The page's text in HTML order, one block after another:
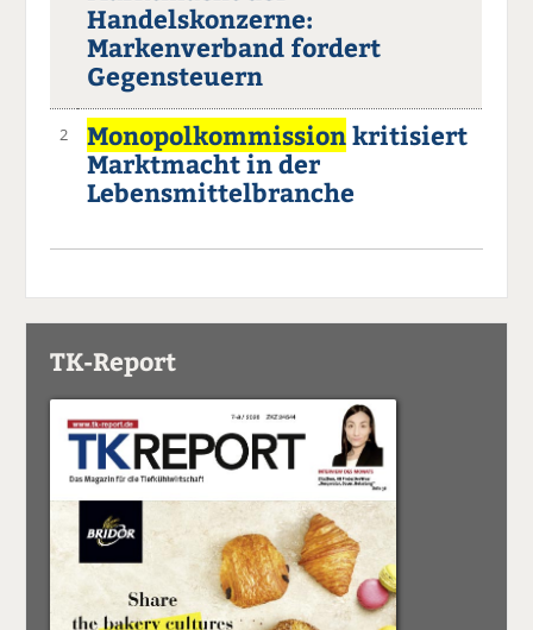
Handelskonzerne:
Markenverband fordert
Gegensteuern
2 Monopolkommissionkritisiert
Marktmacht in der
Lebensmittelbranche
TK-Report